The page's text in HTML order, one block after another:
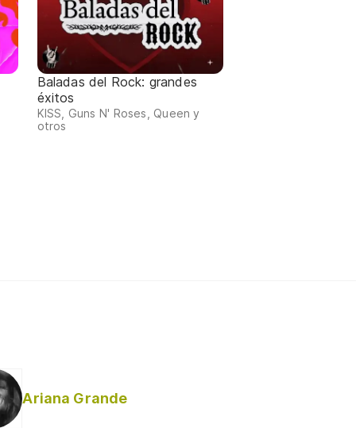
Baladas del Rock: grandes
éxitos
KISS, Guns N' Roses, Queen y
otros
Ariana Grande